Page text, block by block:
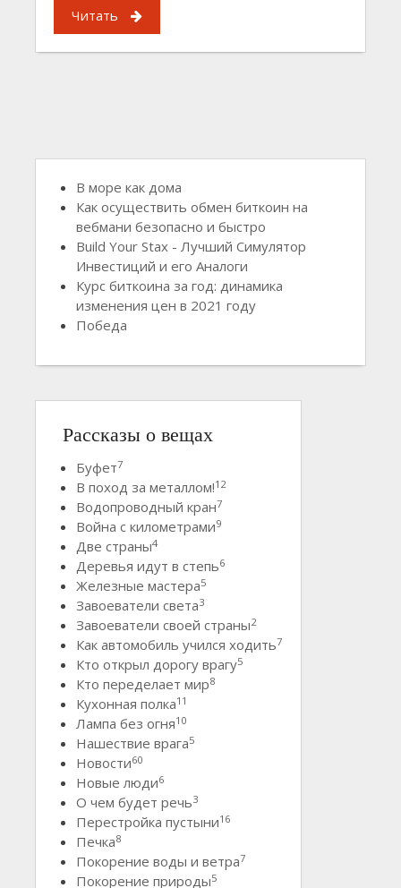
Читать
В море как дома
Как осуществить обмен биткоин на
вебмани безопасно и быстро
Build Your Stax - Лучший Симулятор
Инвестиций и его Аналоги
Курс биткоина за год: динамика
изменения цен в 2021 году
Победа
Рассказы о вещах
Буфет7
В поход за металлом!12
Водопроводный кран7
Война с километрами9
Две страны4
Деревья идут в степь6
Железные мастера5
Завоеватели света3
Завоеватели своей страны2
Как автомобиль учился ходить7
Кто открыл дорогу врагу5
Кто переделает мир8
Кухонная полка11
Лампа без огня10
Нашествие врага5
Новости60
Новые люди6
О чем будет речь3
Перестройка пустыни16
Печка8
Покорение воды и ветра7
Покорение природы5